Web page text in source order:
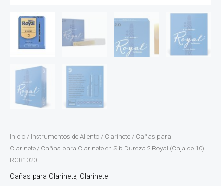
Inicio / Instrumentos de Aliento / Clarinete / Cañas para
Clarinete / Cañas para Clarinete en Sib Dureza 2 Royal (Caja de 10)
RCB1020
Cañas para Clarinete, Clarinete